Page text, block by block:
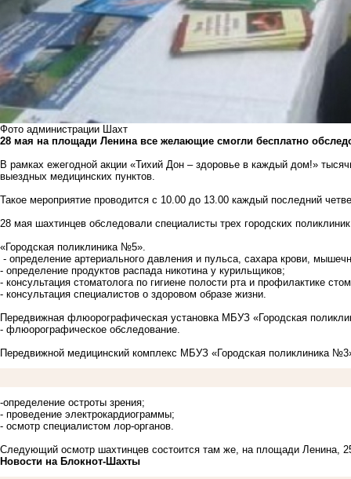
Фото администрации Шахт
28 мая на площади Ленина все желающие смогли бесплатно
В рамках ежегодной акции «Тихий Дон – здоровье в каждый дом!»
выездных медицинских пунктов.
Такое мероприятие проводится с 10.00 до 13.00 каждый последний
28 мая шахтинцев обследовали специалисты трех городских
«Городская поликлиника №5».
- определение артериального давления и пульса, сахара крови,
- определение продуктов распада никотина у курильщиков;
- консультация стоматолога по гигиене полости рта и профилактике
- консультация специалистов о здоровом образе жизни.
Передвижная флюорографическая установка МБУЗ «Городская
- флюорографическое обследование.
Передвижной медицинский комплекс МБУЗ «Городская поликлиника
-определение остроты зрения;
- проведение электрокардиограммы;
- осмотр специалистом лор-органов.
Следующий осмотр шахтинцев состоится там же, на площади Ленина,
Новости на Блoкнoт-Шахты